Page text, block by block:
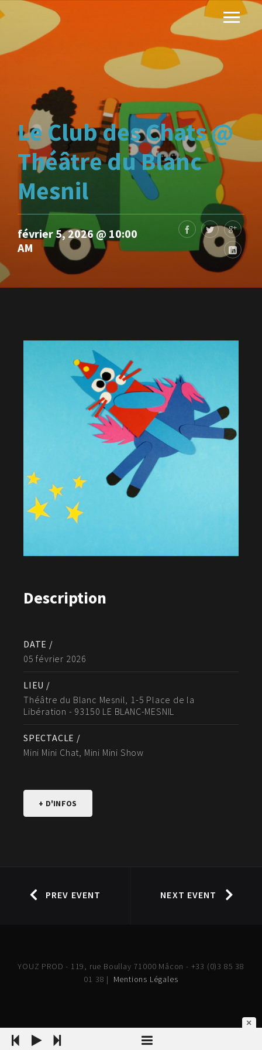
Le Club des Chats @
Théâtre du Blanc
Mesnil
février 5, 2026 @ 10:00
AM
Description
DATE /
05 février 2026
LIEU /
Théâtre du Blanc Mesnil, 1-5 Place de la
Libération - 93150 LE BLANC-MESNIL
SPECTACLE /
Mini Mini Chat, Mini Mini Show
+ D'INFOS
PREV EVENT NEXT EVENT
YOUZ PROD - 119, rue Boullay 71000 Mâcon - +33 (0)3 85 38
01 38 | Mentions Légales